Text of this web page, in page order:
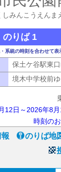
みんこうえんま
のりば 1
系統の時刻を合わせて表
保土ケ谷駅東口
境木中学校前ゆ
12日～2026年8
時刻の
のりば地